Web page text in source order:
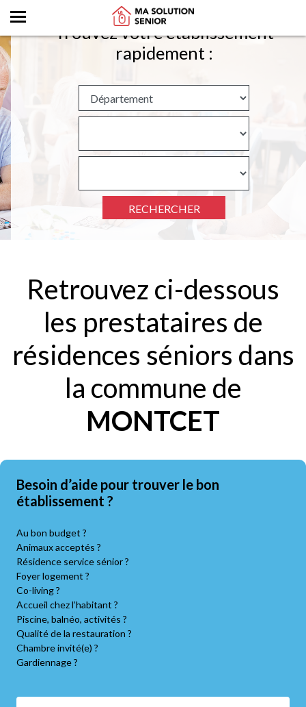
Trouvez votre établissement
rapidement :
RECHERCHER
Retrouvez ci-dessous
les prestataires de
résidences séniors dans
la commune de
MONTCET
Besoin d’aide pour trouver le bon
établissement ?
Au bon budget ?
Animaux acceptés ?
Résidence service sénior ?
Foyer logement ?
Co-living ?
Accueil chez l’habitant ?
Piscine, balnéo, activités ?
Qualité de la restauration ?
Chambre invité(e) ?
Gardiennage ?